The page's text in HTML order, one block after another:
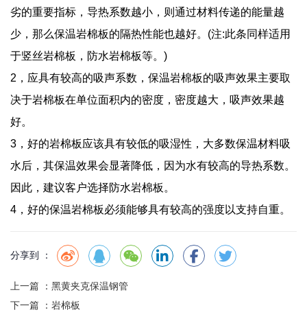
劣的重要指标，导热系数越小，则通过材料传递的能量越
少，那么保温岩棉板的隔热性能也越好。(注:此条同样适用
于竖丝岩棉板，防水岩棉板等。)
2，应具有较高的吸声系数，保温岩棉板的吸声效果主要取
决于岩棉板在单位面积内的密度，密度越大，吸声效果越
好。
3，好的岩棉板应该具有较低的吸湿性，大多数保温材料吸
水后，其保温效果会显著降低，因为水有较高的导热系数。
因此，建议客户选择防水岩棉板。
4，好的保温岩棉板必须能够具有较高的强度以支持自重。
分享到 ：
上一篇 ： 黑黄夹克保温钢管
下一篇 ： 岩棉板